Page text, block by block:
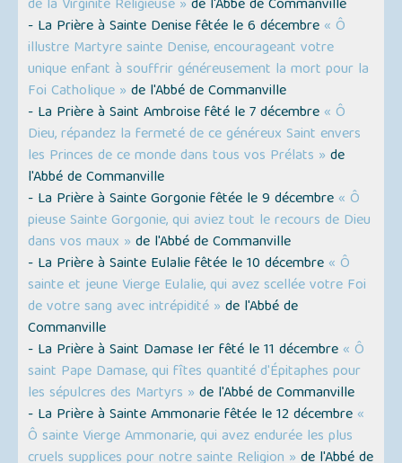
de la Virginité Religieuse » de l'Abbé de Commanville
- La Prière à Sainte Denise fêtée le 6 décembre « Ô
illustre Martyre sainte Denise, encourageant votre
unique enfant à souffrir généreusement la mort pour la
Foi Catholique » de l'Abbé de Commanville
- La Prière à Saint Ambroise fêté le 7 décembre « Ô
Dieu, répandez la fermeté de ce généreux Saint envers
les Princes de ce monde dans tous vos Prélats » de
l'Abbé de Commanville
- La Prière à Sainte Gorgonie fêtée le 9 décembre « Ô
pieuse Sainte Gorgonie, qui aviez tout le recours de Dieu
dans vos maux » de l'Abbé de Commanville
- La Prière à Sainte Eulalie fêtée le 10 décembre « Ô
sainte et jeune Vierge Eulalie, qui avez scellée votre Foi
de votre sang avec intrépidité » de l'Abbé de
Commanville
- La Prière à Saint Damase Ier fêté le 11 décembre « Ô
saint Pape Damase, qui fîtes quantité d'Épitaphes pour
les sépulcres des Martyrs » de l'Abbé de Commanville
- La Prière à Sainte Ammonarie fêtée le 12 décembre «
Ô sainte Vierge Ammonarie, qui avez endurée les plus